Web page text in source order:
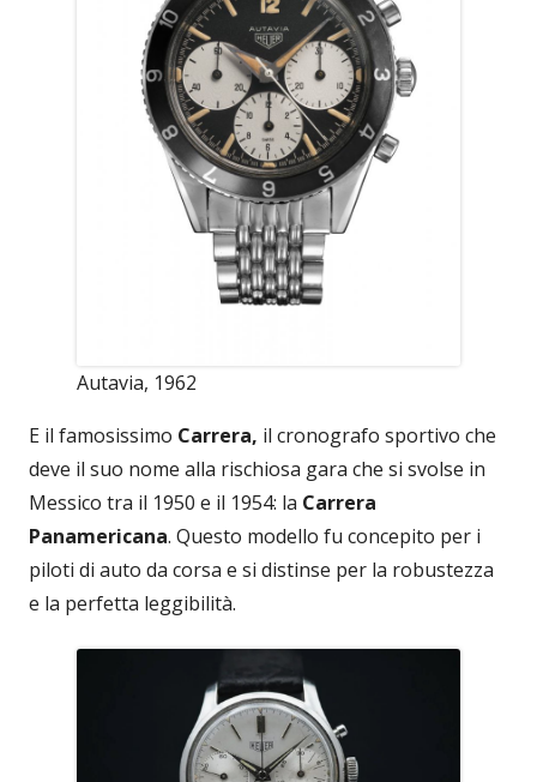
Autavia, 1962
E il famosissimo Carrera, il cronografo sportivo che
deve il suo nome alla rischiosa gara che si svolse in
Messico tra il 1950 e il 1954: la Carrera
Panamericana. Questo modello fu concepito per i
piloti di auto da corsa e si distinse per la robustezza
e la perfetta leggibilità.